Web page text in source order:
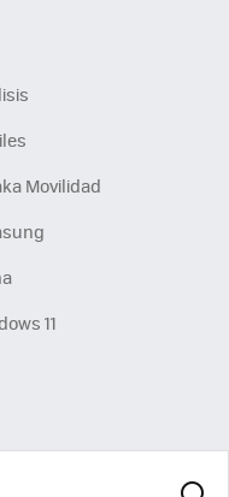
Movilidad
11